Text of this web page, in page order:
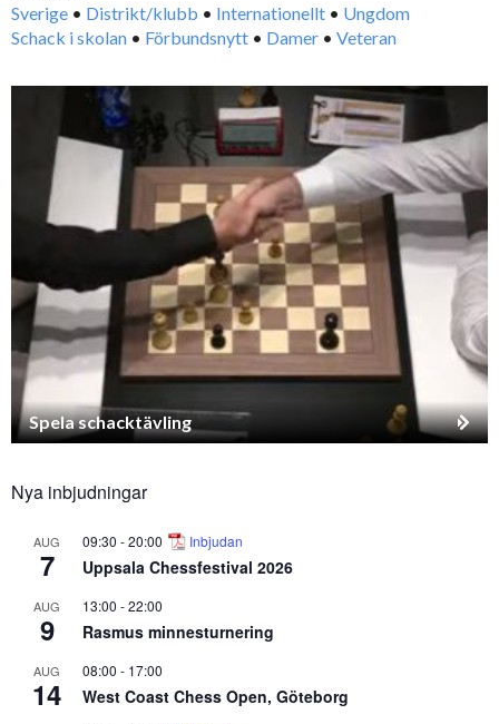
Sverige • Distrikt/klubb • Internationellt • Ungdom
Schack i skolan • Förbundsnytt • Damer • Veteran
Spela schacktävling
Nya inbjudningar
AUG
7
09:30 -20:00 Inbjudan
Uppsala Chessfestival 2026
AUG
9
13:00 -22:00
Rasmus minnesturnering
AUG
14
08:00 - 17:00
West Coast Chess Open, Göteborg